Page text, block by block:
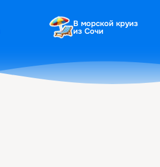
В морской круиз
из Сочи